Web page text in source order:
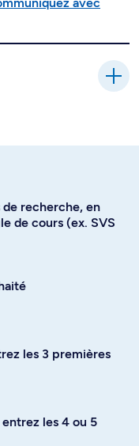
recherche, en
de cours (ex. SVS
les 3 premières
entrez les 4 ou 5